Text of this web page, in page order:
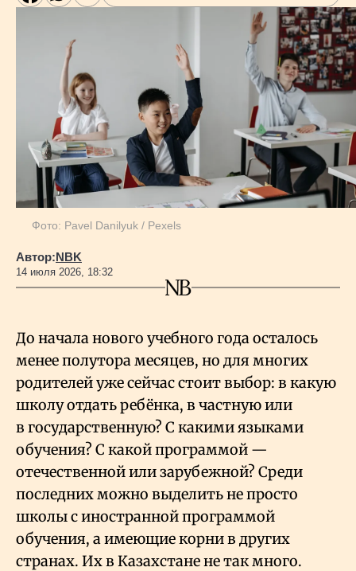
Фото: Pavel Danilyuk / Pexels
Автор:NBK
14 июля 2026, 18:32
До начала нового учебного года осталось
менее полутора месяцев, но для многих
родителей уже сейчас стоит выбор: в какую
школу отдать ребёнка, в частную или
в государственную? С какими языками
обучения? С какой программой —
отечественной или зарубежной? Среди
последних можно выделить не просто
школы с иностранной программой
обучения, а имеющие корни в других
странах. Их в Казахстане не так много.